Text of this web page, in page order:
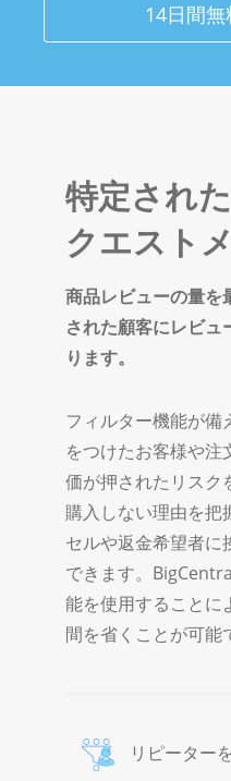
14日間
特定され
クエスト
商品レビューの量を
された顧客にレビ
ります。
フィルター機能が備
をつけたお客様や
価が押されたリスク
購入しない理由を把
セルや返金希望者に
できます。
能を使用することに
間を省くことが可能
リピーター